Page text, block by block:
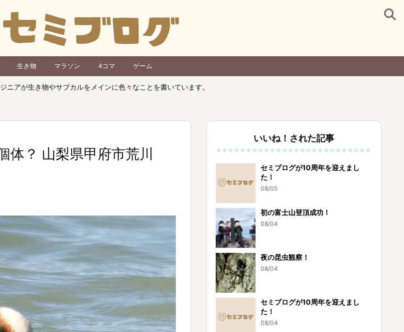
生き物 マラソン 4コマ ゲーム
ニアが生き物やサブカルをメインに色々なことを書いています。
？ 山梨県甲府市荒川
いいね！された記事
セミブログが10周年を迎えまし
た！
08/05
初の富士山登頂成功！
08/04
夜の昆虫観察！
08/04
セミブログが10周年を迎えまし
た！
08/04